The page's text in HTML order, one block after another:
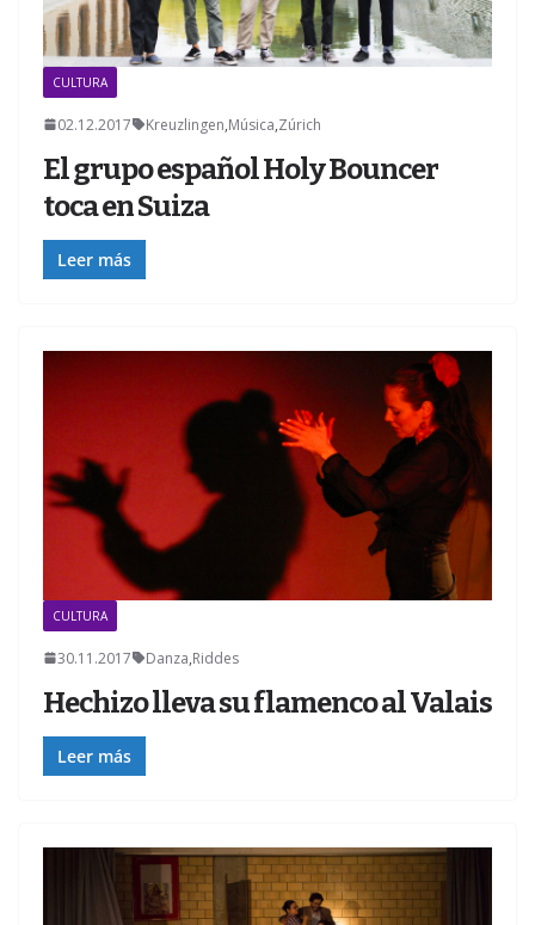
CULTURA
02.12.2017 Kreuzlingen,Música,Zúrich
El grupo español Holy Bouncer
toca en Suiza
Leer más
CULTURA
30.11.2017 Danza,Riddes
Hechizo lleva su flamenco al Valais
Leer más